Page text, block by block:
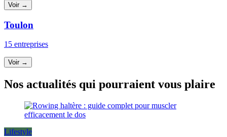
Voir →
Toulon
15 entreprises
Voir →
Nos actualités qui pourraient vous plaire
Lifestyle